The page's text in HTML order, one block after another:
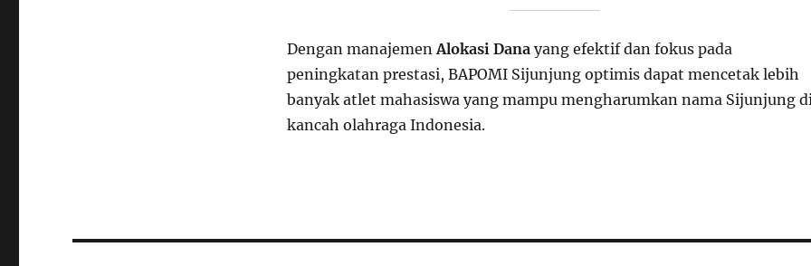
Dengan manajemenAlokasi Danayang efektif dan fokus pada
peningkatan prestasi, BAPOMI Sijunjung optimis dapat mencetak lebih
banyak atlet mahasiswa yang mampu mengharumkan nama Sijunjung
kancah olahraga Indonesia.